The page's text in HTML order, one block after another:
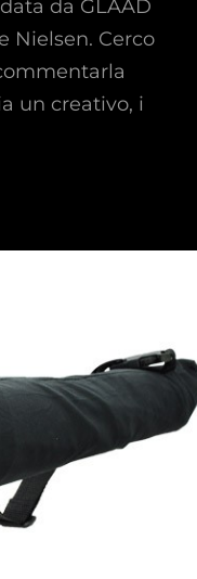
da GLAAD
Nielsen. Cerco
un creativo, i